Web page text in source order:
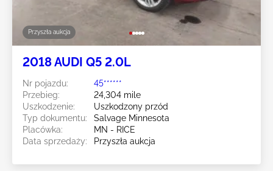
Przyszła aukcja
2018 AUDI Q5 2.0L
Nr pojazdu:
45******
Przebieg:
24,304 mile
Uszkodzenie:
Uszkodzony przód
Typ dokumentu:
Salvage Minnesota
Placówka:
MN - RICE
Data sprzedaży:
Przyszła aukcja